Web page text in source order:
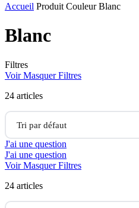
Accueil Produit Couleur Blanc
Blanc
Filtres
Voir Masquer Filtres
24 articles
J'ai une question
J'ai une question
Voir Masquer Filtres
24 articles